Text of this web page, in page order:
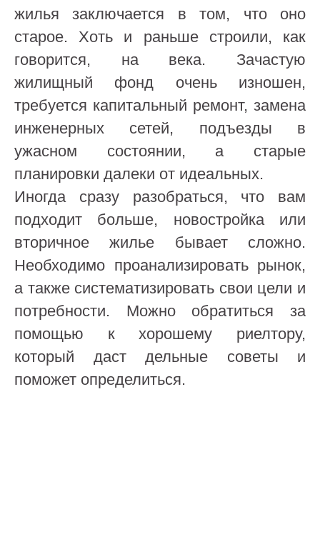
жилья заключается в том, что оно
старое. Хоть и раньше строили, как
говорится, на века. Зачастую
жилищный фонд очень изношен,
требуется капитальный ремонт, замена
инженерных сетей, подъезды в
ужасном состоянии, а старые
планировки далеки от идеальных.
Иногдасразу разобраться, что вам
подходит больше, новостройка или
вторичное жилье бывает сложно.
Необходимо проанализировать рынок,
а также систематизировать свои цели и
потребности. Можно обратиться за
помощью к хорошему риелтору,
который даст дельные советы и
поможет определиться.